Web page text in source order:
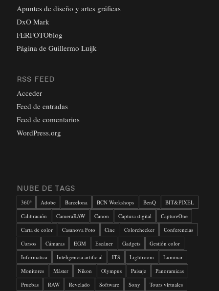
Apuntes de diseño y artes gráficas
DxO Mark
FERFOTOblog
Página de Guillermo Luijk
RSS FEED
Acceder
Feed de entradas
Feed de comentarios
WordPress.org
NUBE DE TAGS
360º Adobe Barcelona BCN Workshops BenQ
BIT&PIXEL
Calibración
CameraRAW Canon Captura digital
CaptureOne
Carta de color
Casanova Foto Cine Colorchecker
Conferencias
Cursos
Cámaras EGM Escáner Gadgets
Gestión color
Informatica
Inteligencia artificial IT8 Lightroom
Luminar
Monitores
Máster Nikon Olympus Paisaje
Panoramicas
Pruebas
RAW Revelado Software Sony
Tours virtuales